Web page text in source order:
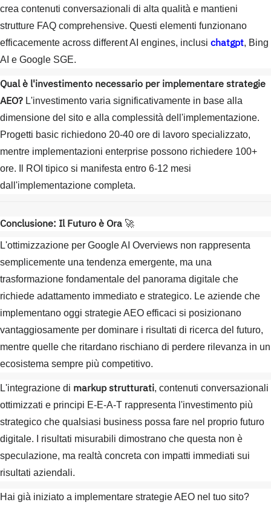
crea contenuti conversazionali di alta qualità e mantieni
strutture FAQ comprehensive. Questi elementi funzionano
efficacemente across different AI engines, inclusi chatgpt, Bing
AI e Google SGE.
Qual è l'investimento necessario per implementare strategie
AEO? L'investimento varia significativamente in base alla
dimensione del sito e alla complessità dell'implementazione.
Progetti basic richiedono 20-40 ore di lavoro specializzato,
mentre implementazioni enterprise possono richiedere 100+
ore. Il ROI tipico si manifesta entro 6-12 mesi
dall'implementazione completa.
Conclusione: Il Futuro è Ora 🚀
L'ottimizzazione per Google AI Overviews non rappresenta
semplicemente una tendenza emergente, ma una
trasformazione fondamentale del panorama digitale che
richiede adattamento immediato e strategico. Le aziende che
implementano oggi strategie AEO efficaci si posizionano
vantaggiosamente per dominare i risultati di ricerca del futuro,
mentre quelle che ritardano rischiano di perdere rilevanza in un
ecosistema sempre più competitivo.
L'integrazione di markup strutturati, contenuti conversazionali
ottimizzati e principi E-E-A-T rappresenta l'investimento più
strategico che qualsiasi business possa fare nel proprio futuro
digitale. I risultati misurabili dimostrano che questa non è
speculazione, ma realtà concreta con impatti immediati sui
risultati aziendali.
Hai già iniziato a implementare strategie AEO nel tuo sito?